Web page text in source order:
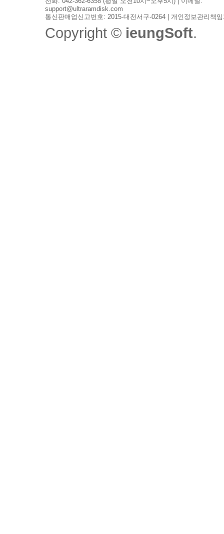
support@ultraramdisk.com
통신판매업신고번호: 2015-대전서구-0264 | 개인정보관리책
Copyright © ieungSoft.